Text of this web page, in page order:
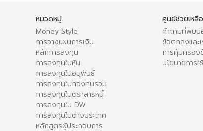
หมวดหมู่
Money Style
การวางแผนการเงิน
หลักการลงทุน
การลงทุนในหุ้น
การลงทุนในอนุพันธ์
การลงทุนในกองทุนรวม
การลงทุนในตราสารหนี้
การลงทุนใน DW
การลงทุนในต่างประเทศ
หลักสูตรผู้ประกอบการ
ศูนย์ช่วยเหลือ
คำถามที่พบบ่
ข้อตกลงและ
การคุ้มครอ
นโยบายการ